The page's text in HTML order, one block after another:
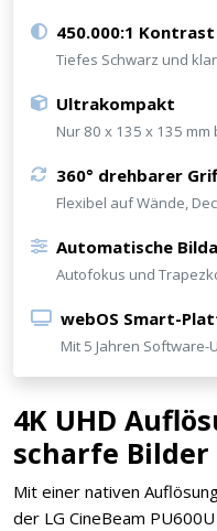
450.000:1 Kontrast
Tiefes Schwarz und
Ultrakompakt
Nur 80 x 135 x 135 mm
360° drehbarer
Flexibel auf Wände,
Automatische
Autofokus und
webOS Smart-
Mit 5 Jahren Software-
4K UHD
scharfe Bilder
Mit einer nativen
der LG CineBeam